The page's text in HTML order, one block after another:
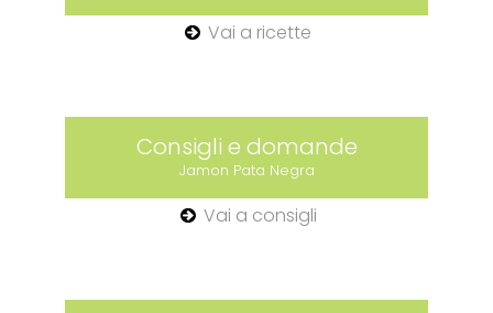
Vai a ricette
Consigli e domande
Jamon Pata Negra
Vai a consigli